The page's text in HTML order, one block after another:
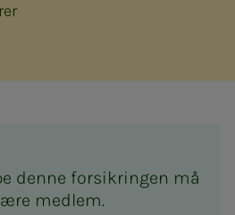
denne forsikringen må
medlem.